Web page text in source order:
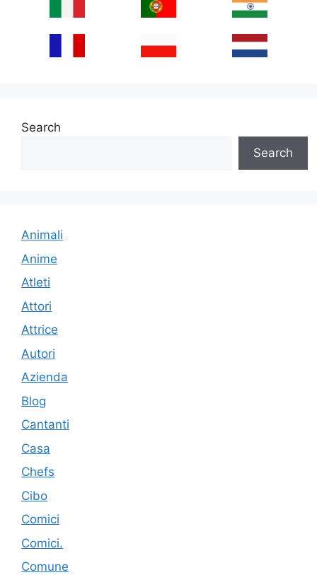
Search
Search
Animali
Anime
Atleti
Attori
Attrice
Autori
Azienda
Blog
Cantanti
Casa
Chefs
Cibo
Comici
Comici.
Comune